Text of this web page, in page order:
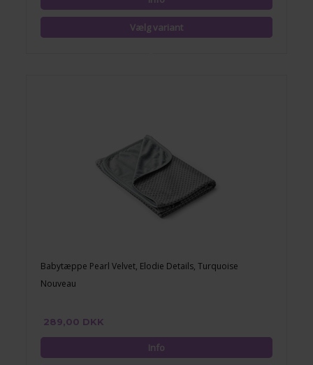
Babytæppe Pearl Velvet, Elodie Details, Turquoise
Nouveau
289,00 DKK